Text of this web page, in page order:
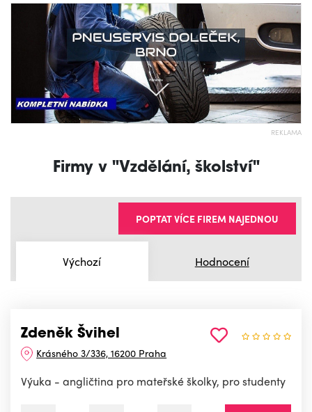
REKLAMA
Firmy v "Vzdělání, školství"
Výchozí Hodnocení
POPTAT VÍCE FIREM NAJEDNOU
Zdeněk Švihel
Krásného 3/336, 16200 Praha
Výuka - angličtina pro mateřské školky, pro studenty